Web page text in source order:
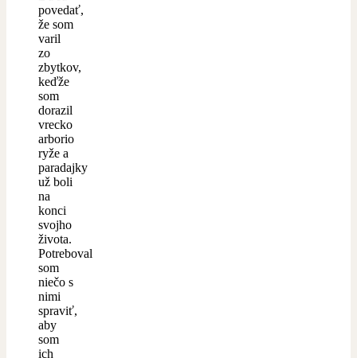
povedať,
že som
varil
zo
zbytkov,
keďže
som
dorazil
vrecko
arborio
ryže a
paradajky
už boli
na
konci
svojho
života.
Potreboval
som
niečo s
nimi
spraviť,
aby
som
ich